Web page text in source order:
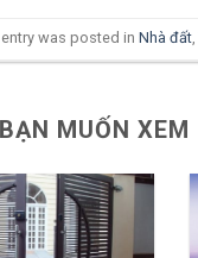
was posted in Nhà đất,
MUỐN XEM